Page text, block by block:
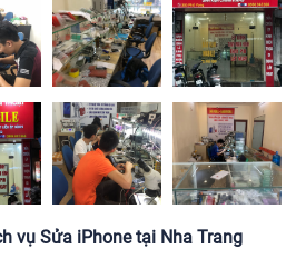
vụ Sửa iPhone tại Nha Trang